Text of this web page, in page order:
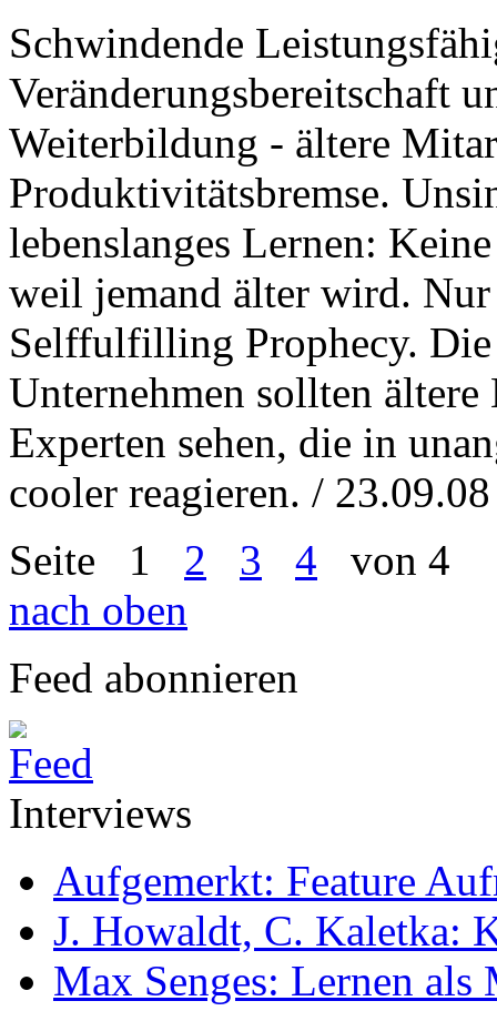
Schwindende
Veränderungsbereitschaft
Weiterbildung - ältere
Produktivitätsbremse.
lebenslanges Lernen:
weil jemand älter wird.
Selffulfilling Prophecy.
Unternehmen sollten
Experten sehen, die in
cooler reagieren. / 23.09.08
Seite 1 2 3 4 von 4
nach oben
Feed abonnieren
Interviews
Aufgemerkt: Feature
J. Howaldt, C. Kaletka:
Max Senges: Lernen als